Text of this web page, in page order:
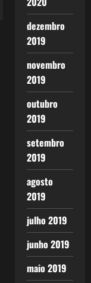
dezembro
2019
novembro
2019
outubro
2019
setembro
2019
agosto
2019
julho 2019
junho 2019
maio 2019